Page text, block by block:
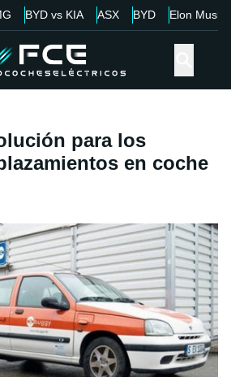
BYD vs KIA ASX BYD Elon Musk
para los
en coche